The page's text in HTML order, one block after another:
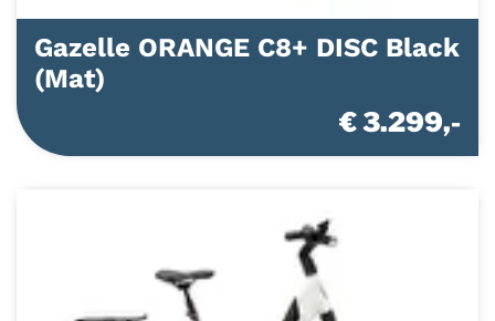
Gazelle ORANGE C8+ DISC Black
(Mat)
€ 3.299,-